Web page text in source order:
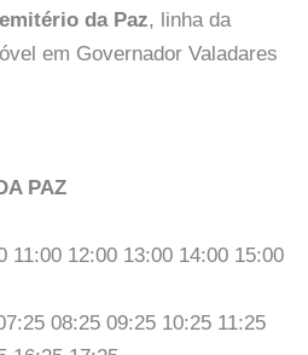
da Paz, linha da
em Governador Valadares
PAZ
11:00 12:00 13:00 14:00 15:00
08:25 09:25 10:25 11:25